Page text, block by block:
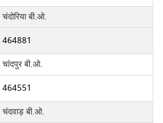
चंदोरिया बी.ओ.
464881
चांदपुर बी.ओ.
464551
चंदवाड़ बी.ओ.